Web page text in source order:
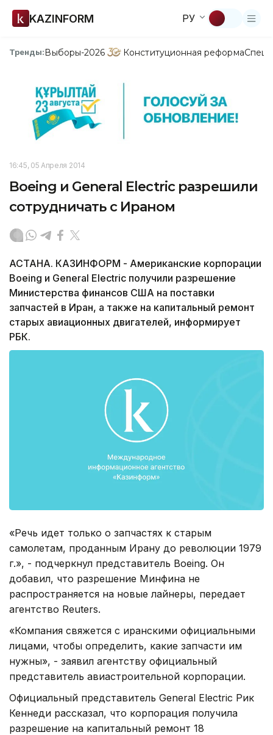
KAZINFORM РУ
Тренды:Выборы-2026 Конституционная реформа
16:45, 05 Апреля 2014
Boeing и General Electric разрешили
сотрудничать с Ираном
АСТАНА. КАЗИНФОРМ - Американские корпорации
Boeing и General Electric получили разрешение
Министерства финансов США на поставки
запчастей в Иран, а также на капитальный ремонт
старых авиационных двигателей, информирует
РБК.
«Речь идет только о запчастях к старым
самолетам, проданным Ирану до революции 1979
г.», - подчеркнул представитель Boeing. Он
добавил, что разрешение Минфина не
распространяется на новые лайнеры, передает
агентство Reuters.
«Компания свяжется с иранскими официальными
лицами, чтобы определить, какие запчасти им
нужны», - заявил агентству официальный
представитель авиастроительной корпорации.
Официальный представитель General Electric Рик
Кеннеди рассказал, что корпорация получила
разрешение на капитальный ремонт 18